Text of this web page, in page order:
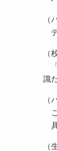
（
デ
（
「
識
（
こ
具
（